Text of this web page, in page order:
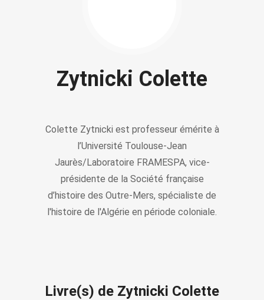
Zytnicki Colette
Colette Zytnicki est professeur émérite à
l’Université Toulouse-Jean
Jaurès/Laboratoire FRAMESPA, vice-
présidente de la Société française
d’histoire des Outre-Mers, spécialiste de
l'histoire de l'Algérie en période coloniale.
Livre(s) de Zytnicki Colette